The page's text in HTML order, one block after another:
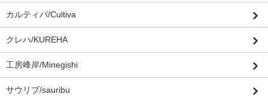
カルティバ/Cultiva
クレハ/KUREHA
工房峰岸/Minegishi
サウリブ/sauribu